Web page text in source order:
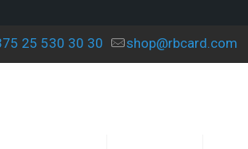
25 530 30 30 shop@rbcard.com